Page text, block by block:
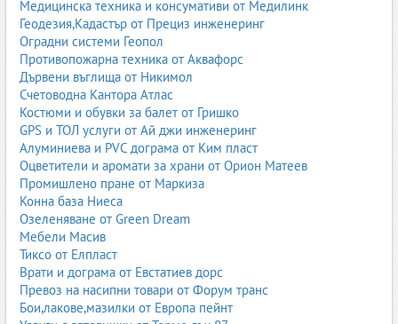
Медицинска техника и консумативи от Медилинк
Геодезия,Кадастър от Прециз инженеринг
Оградни системи Геопол
Противопожарна техника от Аквафорс
Дървени въглища от Никимол
Счетоводна Кантора Атлас
Костюми и обувки за балет от Гришко
GPS и ТОЛ услуги от Ай джи инженеринг
Алуминиева и PVC дограма от Ким пласт
Оцветители и аромати за храни от Орион Матеев
Промишлено пране от Маркиза
Конна база Ниеса
Озеленяване от Green Dream
Мебели Масив
Тиксо от Елпласт
Врати и дограма от Евстатиев дорс
Превоз на насипни товари от Форум транс
Бои,лакове,мазилки от Европа пейнт